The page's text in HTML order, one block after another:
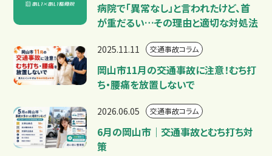
病院で「異常なし」と言われたけど、首
が重だるい…その理由と適切な対処法
2025.11.11 交通事故コラム
岡山市11月の交通事故に注意！むち打
ち・腰痛を放置しないで
2026.06.05 交通事故コラム
6月の岡山市｜交通事故とむち打ち対
策